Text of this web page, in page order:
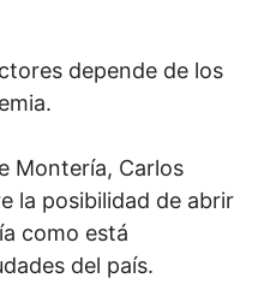
depende de los
Montería, Carlos
la posibilidad de abrir
como está
del país.